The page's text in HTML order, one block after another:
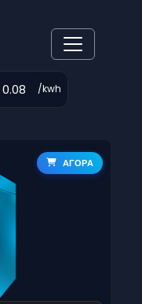
/kwh
ΑΓΟΡΑ